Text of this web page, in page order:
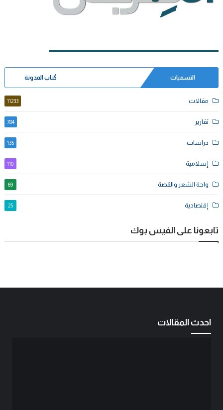
التسميات كُتاب المدونة
مقالات 11233
تقارير 784
دراسات 135
إسلامية 110
واحة الشعر والقصة 69
إقتصادية 25
تابعونا على الفيس بوك
احدث المقالات